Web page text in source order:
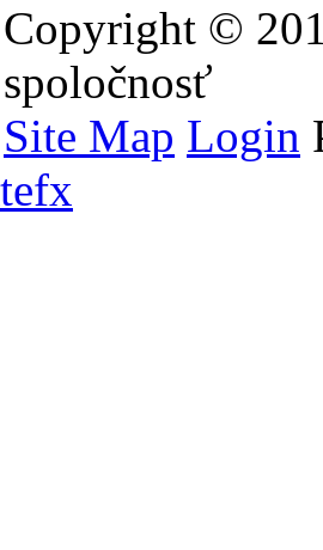
Copyright ©
spoločnosť
Site Map Login